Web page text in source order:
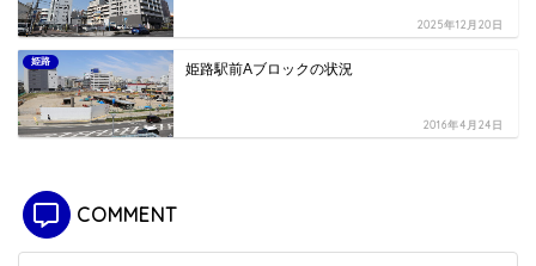
2025年12月20日
姫路 姫路駅前Aブロックの状況
2016年4月24日
COMMENT